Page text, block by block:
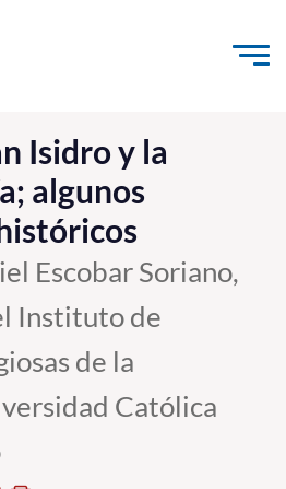
al contenido
e Innovación
Isidro y la
algunos
Escobar Soriano,
Instituto de
de la
Católica